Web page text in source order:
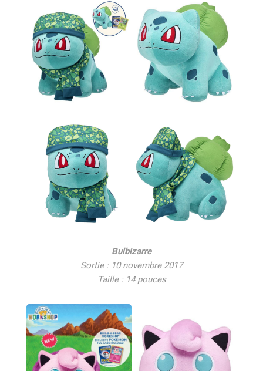
Bulbizarre
Sortie : 10 novembre 2017
Taille : 14 pouces